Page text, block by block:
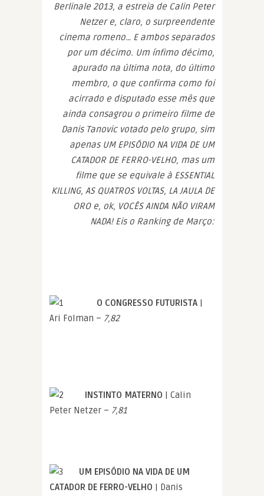
Berlinale 2013, a estreia de Calin Peter
Netzer e, claro, o surpreendente
cinema romeno… E ambos separados
por um décimo. Um ínfimo décimo,
apurado na última nota, do último
membro, o que confirma como foi
acirrado e disputado esse mês que
ainda consagrou o primeiro filme de
Danis Tanovic votado pelo grupo, sim
apenas UM EPISÓDIO NA VIDA DE UM
CATADOR DE FERRO-VELHO, mas um
filme que se equivale à ESSENTIAL
KILLING, AS QUATROS VOLTAS, LA JAULA DE
ORO e, ok, VOCÊS AINDA NÃO VIRAM
NADA! Eis o Ranking de Março:
O CONGRESSO FUTURISTA |
Ari Folman – 7,82
INSTINTO MATERNO | Calin
Peter Netzer – 7,81
UM EPISÓDIO NA VIDA DE UM
CATADOR DE FERRO-VELHO | Danis